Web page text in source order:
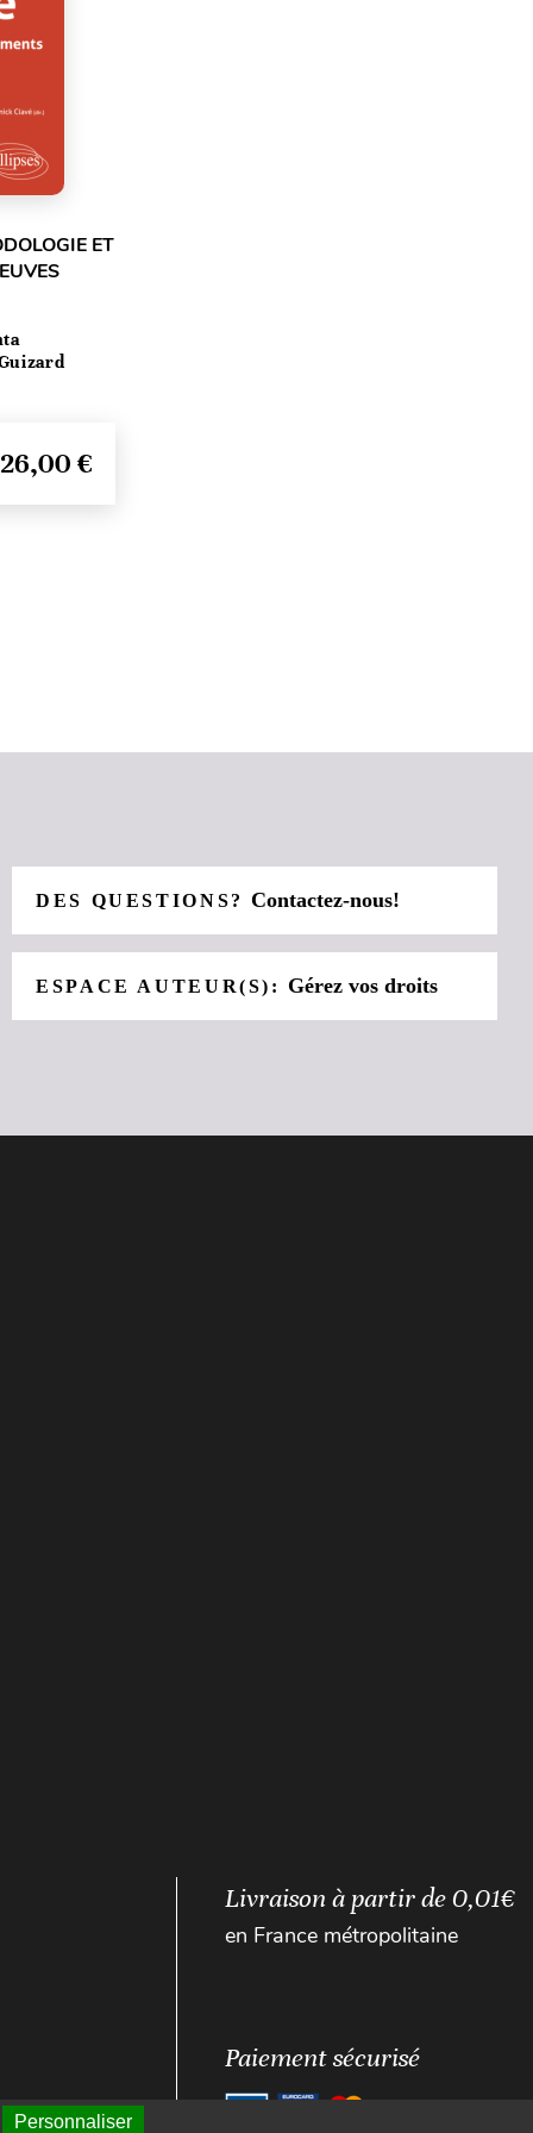
ET
26,00 €
DES QUESTIONS?Contactez-nous!
ESPACE AUTEUR(S): Gérez vos droits
Livraison à partir de 0,01€
en France métropolitaine
Paiement sécurisé
Personnaliser